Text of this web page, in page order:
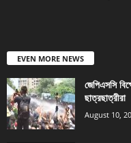
EVEN MORE NEWS
জেপিএসসি
ছাত্রছাত্রীরা
August 10,